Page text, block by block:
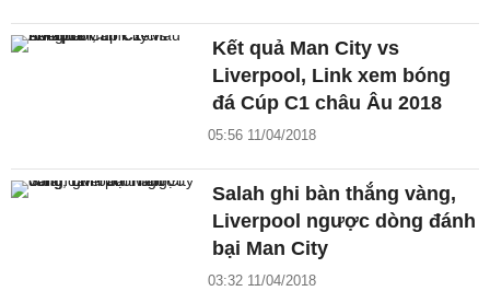
Kết quả Man City vs
Liverpool, Link xem bóng
đá Cúp C1 châu Âu 2018
05:56 11/04/2018
Salah ghi bàn thắng vàng,
Liverpool ngược dòng đánh
bại Man City
03:32 11/04/2018